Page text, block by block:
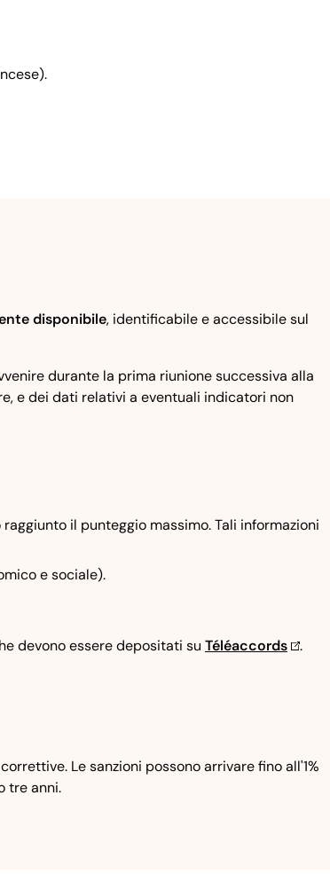
disponibile, identificabile e accessibile sul
durante la prima riunione successiva alla
e dei dati relativi a eventuali indicatori non
il punteggio massimo. Tali informazioni
e sociale).
devono essere depositati su Téléaccords
.
Le sanzioni possono arrivare fino all'1%
tre anni.